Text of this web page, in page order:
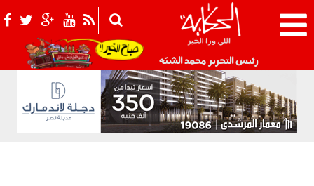
رئيس التحرير محمد الشبّه 021_2.png